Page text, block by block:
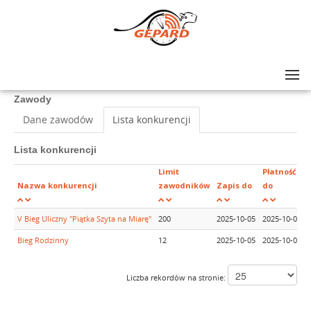
Zawody
Dane zawodów Lista konkurencji
Lista konkurencji
Nazwa konkurencji
Limit
zawodników
Zapis do
Płatność
do
V Bieg Uliczny "Piątka Szyta na Miarę" 200 2025-10-05 2025-10-05
Bieg Rodzinny 12 2025-10-05 2025-10-05
Liczba rekordów na stronie: